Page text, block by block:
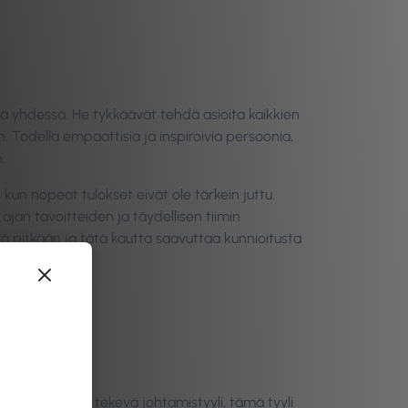
He tykkäävät tehdä asioita kaikkien
Todella empaattisia ja inspiroivia persoonia,
nopeat tulokset eivät ole tärkein juttu.
tavoitteiden ja täydellisen tiimin
pitkään ja tätä kautta saavuttaa kunnioitusta
yhteistyötä tekevä johtamistyyli, tämä tyyli